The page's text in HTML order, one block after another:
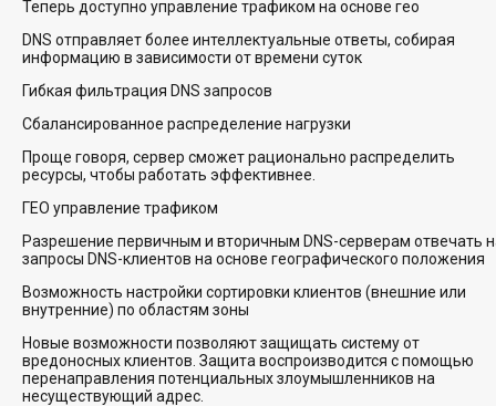
Теперь доступно управление трафиком на основе гео
DNS отправляет более интеллектуальные ответы, собирая
информацию в зависимости от времени суток
Гибкая фильтрация DNS запросов
Сбалансированное распределение нагрузки
Проще говоря, сервер сможет рационально распределить
ресурсы, чтобы работать эффективнее.
ГЕО управление трафиком
Разрешение первичным и вторичным DNS-серверам отвечать
запросы DNS-клиентов на основе географического положения
Возможность настройки сортировки клиентов (внешние или
внутренние) по областям зоны
Новые возможности позволяют защищать систему от
вредоносных клиентов. Защита воспроизводится с помощью
перенаправления потенциальных злоумышленников на
несуществующий адрес.